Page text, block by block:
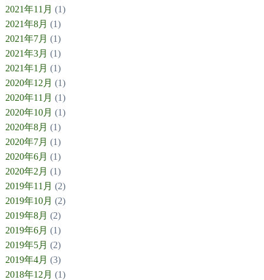
2021年11月 (1)
2021年8月 (1)
2021年7月 (1)
2021年3月 (1)
2021年1月 (1)
2020年12月 (1)
2020年11月 (1)
2020年10月 (1)
2020年8月 (1)
2020年7月 (1)
2020年6月 (1)
2020年2月 (1)
2019年11月 (2)
2019年10月 (2)
2019年8月 (2)
2019年6月 (1)
2019年5月 (2)
2019年4月 (3)
2018年12月 (1)